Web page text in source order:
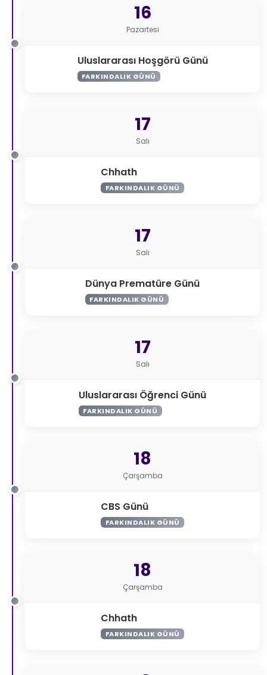
16
Pazartesi
Uluslararası Hoşgörü Günü
FARKINDALIK GÜNÜ
17
Salı
Chhath
FARKINDALIK GÜNÜ
17
Salı
Dünya Prematüre Günü
FARKINDALIK GÜNÜ
17
Salı
Uluslararası Öğrenci Günü
FARKINDALIK GÜNÜ
18
Çarşamba
CBS Günü
FARKINDALIK GÜNÜ
18
Çarşamba
Chhath
FARKINDALIK GÜNÜ